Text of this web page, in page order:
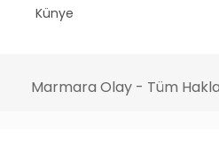
Künye
Marmara Olay - Tüm